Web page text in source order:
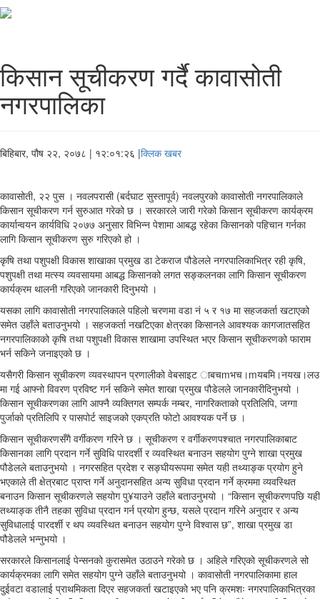
किसान सूचीकरण गर्दै कावासोती
नगरपालिका
बिहिबार, पौष २२, २०७८ | १२:०१:२६ |क्लिक खबर
कावासोती, २२ पुस । नवलपरासी (बर्दघाट सुस्तापूर्व) नवलपुरको कावासोती नगरपालिकाले
किसान सूचीकरण गर्न सुरुआत गरेको छ । सरकारले जारी गरेको किसान सूचीकरण कार्यक्रम
कार्यान्वयन कार्यविधि २०७७ अनुसार विभिन्न पेशामा आबद्ध रहेका किसानको पहिचान गर्नका
लागि किसान सूचीकरण सुरु गरिएको हो ।
कृषि तथा पशुपक्षी विकास शाखाका प्रमुख डा टेकराज पौडेलले नगरपालिकाभित्र रही कृषि,
पशुपक्षी तथा मत्स्य व्यवसायमा आबद्ध किसानको लगत सङ्कलनका लागि किसान सूचीकरण
कार्यक्रम थालनी गरिएको जानकारी दिनुभयो ।
यसका लागि कावासोती नगरपालिकाले पहिलो चरणमा वडा नं ५ र १७ मा सहजकर्ता खटाएको
समेत उहाँले बताउनुभयो । सहजकर्ता नखटिएका क्षेत्रका किसानले आवश्यक कागजातसहित
नगरपालिकाको कृषि तथा पशुपक्षी विकास शाखामा उपस्थित भएर किसान सूचीकरणको फाराम
भर्न सकिने जनाइएको छ ।
यसैगरी किसान सूचीकरण व्यवस्थापन प्रणालीको वेबसाइट ाबचmभच।mयबमि।नयख।लउ
मा गई आफ्नो विवरण प्रविष्ट गर्न सकिने समेत शाखा प्रमुख पौडेलले जानकारीदिनुभयो ।
किसान सूचीकरणका लागि आफ्नै व्यक्तिगत सम्पर्क नम्बर, नागरिकताको प्रतिलिपि, जग्गा
पुर्जाको प्रतिलिपि र पासपोर्ट साइजको एकप्रति फोटो आवश्यक पर्ने छ ।
किसान सूचीकरणसँगै वर्गीकरण गरिने छ । सूचीकरण र वर्गीकरणपश्चात नगरपालिकाबाट
किसानका लागि प्रदान गर्ने सुविधि पारदर्शी र व्यवस्थित बनाउन सहयोग पुग्ने शाखा प्रमुख
पौडेलले बताउनुभयो । नगरसहित प्रदेश र सङ्घीयरूपमा समेत यही तथ्याङ्क प्रयोग हुने
भएकाले ती क्षेत्रबाट प्राप्त गर्ने अनुदानसहित अन्य सुविधा प्रदान गर्ने क्रममा व्यवस्थित
बनाउन किसान सूचीकरणले सहयोग पु¥याउने उहाँले बताउनुभयो । “किसान सूचीकरणपछि यही
तथ्याङ्क तीनै तहका सुविधा प्रदान गर्न प्रयोग हुन्छ, यसले प्रदान गरिने अनुदार र अन्य
सुविधालाई पारदर्शी र थप व्यवस्थित बनाउन सहयोग पुग्ने विश्वास छ”, शाखा प्रमुख डा
पौडेलले भन्नुभयो ।
सरकारले किसानलाई पेन्सनको कुरासमेत उठाउने गरेको छ । अहिले गरिएको सूचीकरणले सो
कार्यक्रमका लागि समेत सहयोग पुग्ने उहाँले बताउनुभयो । कावासोती नगरपालिकामा हाल
दुईवटा वडालाई प्राथमिकता दिएर सहजकर्ता खटाइएको भए पनि क्रमशः नगरपालिकाभित्रका